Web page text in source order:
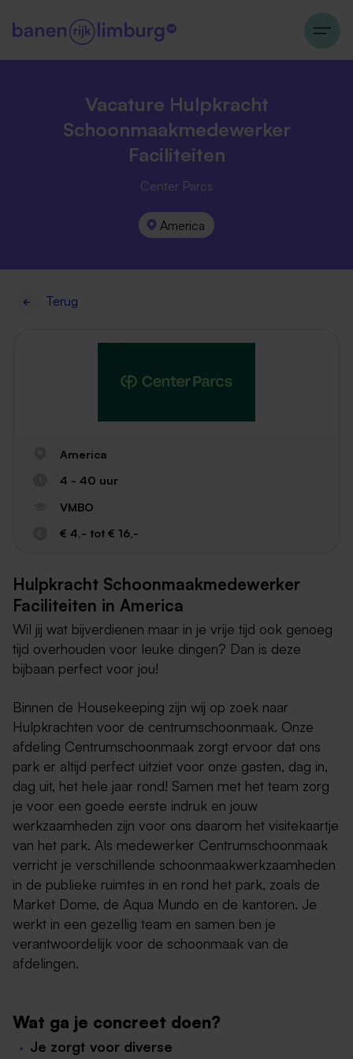
Vacature Hulpkracht
Schoonmaakmedewerker
Faciliteiten
Center Parcs
America
Terug
America
4 - 40 uur
VMBO
€ 4,- tot € 16,-
Hulpkracht Schoonmaakmedewerker
Faciliteiten in America
Wil jij wat bijverdienen maar in je vrije tijd ook genoeg
tijd overhouden voor leuke dingen? Dan is deze
bijbaan perfect voor jou!
Binnen de Housekeeping zijn wij op zoek naar
Hulpkrachten voor de centrumschoonmaak. Onze
afdeling Centrumschoonmaak zorgt ervoor dat ons
park er altijd perfect uitziet voor onze gasten, dag in,
dag uit, het hele jaar rond! Samen met het team zorg
je voor een goede eerste indruk en jouw
werkzaamheden zijn voor ons daarom het visitekaartje
van het park. Als medewerker Centrumschoonmaak
verricht je verschillende schoonmaakwerkzaamheden
in de publieke ruimtes in en rond het park, zoals de
Market Dome, de Aqua Mundo en de kantoren. Je
werkt in een gezellig team en samen ben je
verantwoordelijk voor de schoonmaak van de
afdelingen.
Wat ga je concreet doen?
Je zorgt voor diverse